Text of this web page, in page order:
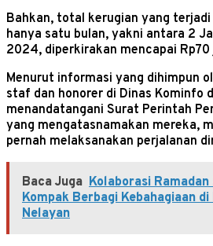
Bahkan, total kerugian yang
hanya satu bulan, yakni antara 2
2024, diperkirakan mencapai
Menurut informasi yang dihimpun
staf dan honorer di Dinas Kominfo
menandatangani Surat Perintah
yang mengatasnamakan mereka,
pernah melaksanakan perjalanan
Baca Juga Kolaborasi
Kompak Berbagi Kebahagiaan
Nelayan